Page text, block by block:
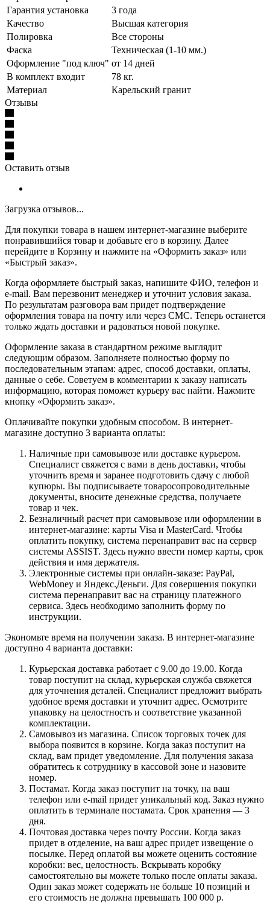
Гарантия установка
3 года
Качество
Высшая категория
Полировка
Все стороны
Фаска
Техническая (1-10 мм.)
Оформление "под ключ" от 14 дней
В комплект входит
78 кг.
Материал
Карельский гранит
Отзывы
Оставить отзыв
Загрузка отзывов...
Для покупки товара в нашем интернет-магазине выберите
понравившийся товар и добавьте его в корзину. Далее
перейдите в Корзину и нажмите на «Оформить заказ» или
«Быстрый заказ».
Когда оформляете быстрый заказ, напишите ФИО, телефон и
e-mail. Вам перезвонит менеджер и уточнит условия заказа.
По результатам разговора вам придет подтверждение
оформления товара на почту или через СМС. Теперь останется
только ждать доставки и радоваться новой покупке.
Оформление заказа в стандартном режиме выглядит
следующим образом. Заполняете полностью форму по
последовательным этапам: адрес, способ доставки, оплаты,
данные о себе. Советуем в комментарии к заказу написать
информацию, которая поможет курьеру вас найти. Нажмите
кнопку «Оформить заказ».
Оплачивайте покупки удобным способом. В интернет-
магазине доступно 3 варианта оплаты:
Наличные при самовывозе или доставке курьером.
Специалист свяжется с вами в день доставки, чтобы
уточнить время и заранее подготовить сдачу с любой
купюры. Вы подписываете товаросопроводительные
документы, вносите денежные средства, получаете
товар и чек.
Безналичный расчет при самовывозе или оформлении в
интернет-магазине: карты Visa и MasterCard. Чтобы
оплатить покупку, система перенаправит вас на сервер
системы ASSIST. Здесь нужно ввести номер карты, срок
действия и имя держателя.
Электронные системы при онлайн-заказе: PayPal,
WebMoney и Яндекс.Деньги. Для совершения покупки
система перенаправит вас на страницу платежного
сервиса. Здесь необходимо заполнить форму по
инструкции.
Экономьте время на получении заказа. В интернет-магазине
доступно 4 варианта доставки:
Курьерская доставка работает с 9.00 до 19.00. Когда
товар поступит на склад, курьерская служба свяжется
для уточнения деталей. Специалист предложит выбрать
удобное время доставки и уточнит адрес. Осмотрите
упаковку на целостность и соответствие указанной
комплектации.
Самовывоз из магазина. Список торговых точек для
выбора появится в корзине. Когда заказ поступит на
склад, вам придет уведомление. Для получения заказа
обратитесь к сотруднику в кассовой зоне и назовите
номер.
Постамат. Когда заказ поступит на точку, на ваш
телефон или e-mail придет уникальный код. Заказ нужно
оплатить в терминале постамата. Срок хранения — 3
дня.
Почтовая доставка через почту России. Когда заказ
придет в отделение, на ваш адрес придет извещение о
посылке. Перед оплатой вы можете оценить состояние
коробки: вес, целостность. Вскрывать коробку
самостоятельно вы можете только после оплаты заказа.
Один заказ может содержать не больше 10 позиций и
его стоимость не должна превышать 100 000 р.